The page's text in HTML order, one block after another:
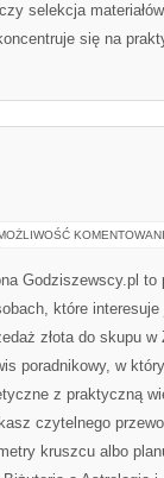
selekcja
się na
Godziszewscy.pl
które
złota do skupu
poradnikowy, w
z praktyczną
czytelnego
kruszcu albo